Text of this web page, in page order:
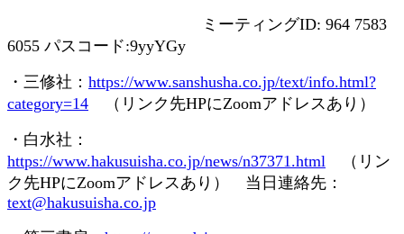
ミーティングID: 964 7583
6055 パスコード:9yyYGy
・三修社： https://www.sanshusha.co.jp/text/info.html?
category=14 （リンク先HPにZoomアドレスあり）
・白水社：
https://www.hakusuisha.co.jp/news/n37371.html （リン
ク先HPにZoomアドレスあり） 当日連絡先：
text@hakusuisha.co.jp